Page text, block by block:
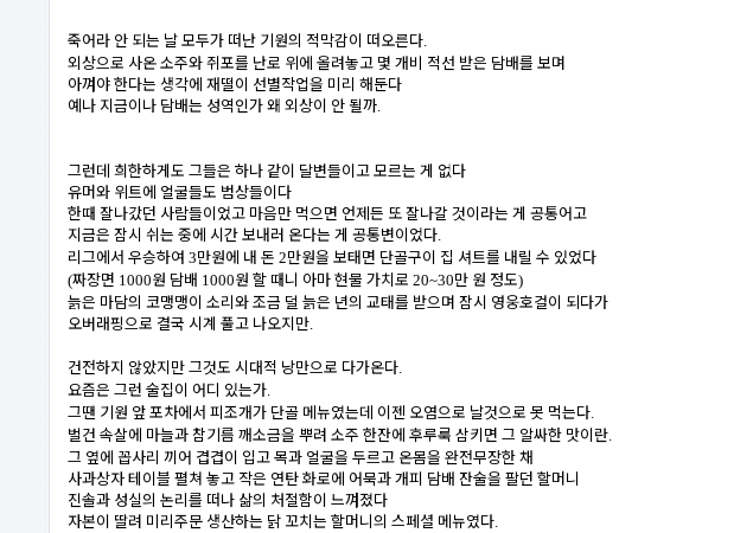
죽어라 안 되는 날 모두가 떠난 기원의 적막감이 떠오른다.
외상으로 사온 소주와 쥐포를 난로 위에 올려놓고 몇 개비 적선 받은 담배를 보며
아껴야 한다는 생각에 재떨이 선별작업을 미리 해둔다
예나 지금이나 담배는 성역인가 왜 외상이 안 될까.
그런데 희한하게도 그들은 하나 같이 달변들이고 모르는 게 없다
유머와 위트에 얼굴들도 범상들이다
한때 잘나갔던 사람들이었고 마음만 먹으면 언제든 또 잘나갈 것이라는 게 공통어고
지금은 잠시 쉬는 중에 시간 보내러 온다는 게 공통변이었다.
리그에서 우승하여 3만원에 내 돈 2만원을 보태면 단골구이 집 셔트를 내릴 수 있었다
(짜장면 1000원 담배 1000원 할 때니 아마 현물 가치로 20~30만 원 정도)
늙은 마담의 코맹맹이 소리와 조금 덜 늙은 년의 교태를 받으며 잠시 영웅호걸이 되다가
오버래핑으로 결국 시계 풀고 나오지만.
건전하지 않았지만 그것도 시대적 낭만으로 다가온다.
요즘은 그런 술집이 어디 있는가.
그땐 기원 앞 포차에서 피조개가 단골 메뉴였는데 이젠 오염으로 날것으로 못 먹는다.
벌건 속살에 마늘과 참기름 깨소금을 뿌려 소주 한잔에 후루룩 삼키면 그 알싸한 맛이란.
그 옆에 꼽사리 끼어 겹겹이 입고 목과 얼굴을 두르고 온몸을 완전무장한 채
사과상자 테이블 펼쳐 놓고 작은 연탄 화로에 어묵과 개피 담배 잔술을 팔던 할머니
진솔과 성실의 논리를 떠나 삶의 처절함이 느껴졌다
자본이 딸려 미리주문 생산하는 닭 꼬치는 할머니의 스페셜 메뉴였다.